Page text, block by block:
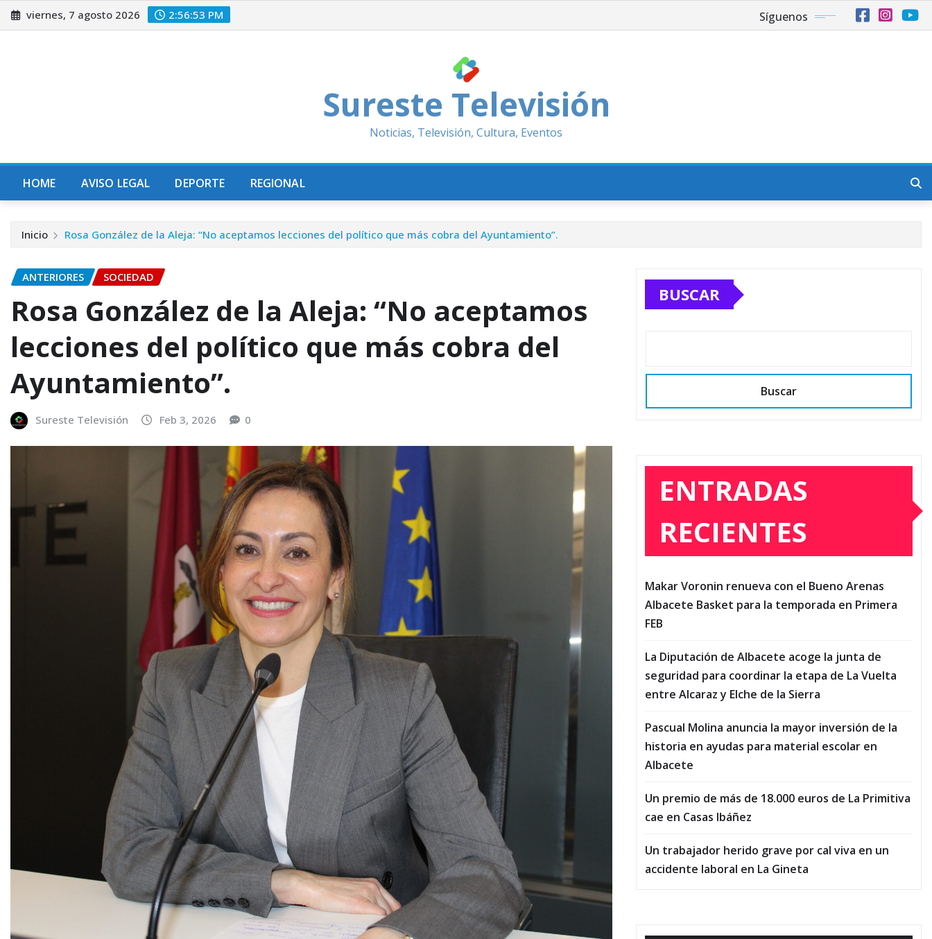
Saltar
al
viernes, 7 agosto 2026 2:56:54 PM Síguenos
Sureste Televisión
Noticias, Televisión, Cultura, Eventos
HOME AVISO LEGAL DEPORTE REGIONAL
Inicio Rosa González de la Aleja: “No aceptamos lecciones del político que más cobra del Ayuntamiento”.
ANTERIORES SOCIEDAD
Rosa González de la Aleja: “No aceptamos
lecciones del político que más cobra del
Ayuntamiento”.
Sureste Televisión Feb 3, 2026 0
BUSCAR
Buscar
ENTRADAS
RECIENTES
Makar Voronin renueva con el Bueno Arenas
Albacete Basket para la temporada en Primera
FEB
La Diputación de Albacete acoge la junta de
seguridad para coordinar la etapa de La Vuelta
entre Alcaraz y Elche de la Sierra
Pascual Molina anuncia la mayor inversión de la
historia en ayudas para material escolar en
Albacete
Un premio de más de 18.000 euros de La Primitiva
cae en Casas Ibáñez
Un trabajador herido grave por cal viva en un
accidente laboral en La Gineta